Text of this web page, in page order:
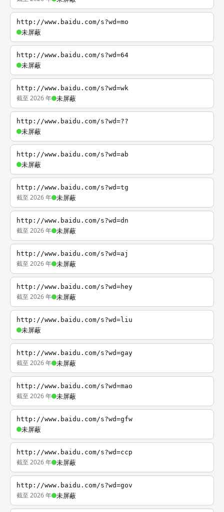
http://www.baidu.com/s?wd=mo
未屏蔽
http://www.baidu.com/s?wd=64
未屏蔽
http://www.baidu.com/s?wd=wk
截至 2026 年 未屏蔽
http://www.baidu.com/s?wd=??
未屏蔽
http://www.baidu.com/s?wd=ab
未屏蔽
http://www.baidu.com/s?wd=tg
截至 2026 年 未屏蔽
http://www.baidu.com/s?wd=dn
截至 2026 年 未屏蔽
http://www.baidu.com/s?wd=aj
截至 2026 年 未屏蔽
http://www.baidu.com/s?wd=hey
截至 2026 年 未屏蔽
http://www.baidu.com/s?wd=liu
未屏蔽
http://www.baidu.com/s?wd=gay
截至 2026 年 未屏蔽
http://www.baidu.com/s?wd=mao
截至 2026 年 未屏蔽
http://www.baidu.com/s?wd=gfw
未屏蔽
http://www.baidu.com/s?wd=ccp
截至 2026 年 未屏蔽
http://www.baidu.com/s?wd=gov
截至 2026 年 未屏蔽